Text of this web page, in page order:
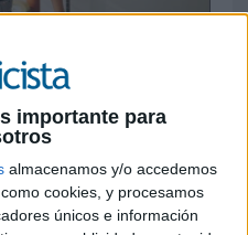
importante para
almacenamos y/o accedemos
cookies, y procesamos
únicos e información
perfil de Wallapop